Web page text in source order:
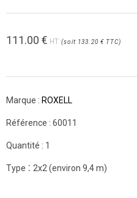
111.00 € HT (soit 133.20 € TTC)
Marque : ROXELL
Référence : 60011
Quantité : 1
Type : 2x2 (environ 9,4 m)